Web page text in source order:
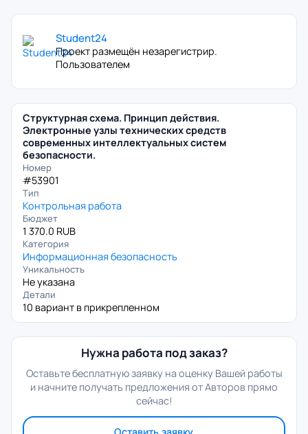
Student24
Проект размещён незарегистрир.
Пользователем
Структурная схема. Принцип действия.
Электронные узлы технических средств
современных интеллектуальных систем
безопасности.
Номер
#53901
Тип
Контрольная работа
Бюджет
1 370.0 RUB
Категория
Информационная безопасность
Уникальность
Не указана
Детали
10 вариант в прикрепленном
Нужна работа под заказ?
Оставьте бесплатную заявку на оценку Вашей работы
и начните получать предложения от Авторов прямо
сейчас!